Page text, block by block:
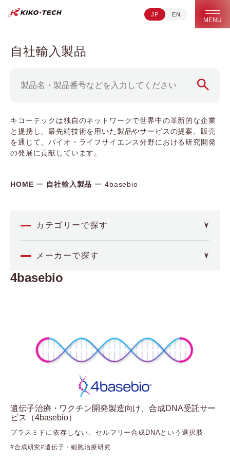
キコーテック株式会社 | ライフサイエンス研究への貢献
JP EN
MENU
自社輸入製品
キコーテックは独自のネットワークで世界中の革新的な企業
と提携し、最先端技術を用いた製品やサービスの提案、販売
を通じて、バイオ・ライフサイエンス分野における研究開発
の発展に貢献しています。
HOME 自社輸入製品 4basebio
4basebio
遺伝子治療・ワクチン開発製造向け、合成DNA受託サー
ビス（4basebio）
プラスミドに依存しない、セルフリー合成DNAという選択肢
合成研究 遺伝子・細胞治療研究
カテゴリーで探す
オミクス
空間解析
バイオプロセス
その他
医療機器
メーカーで探す
4basebio
BCI
（ビー・シー・アイ）
Biocrates
（バイオイニシア）
BioNex
（バイオネクス）
（バイオセンシングインストルメント）
CDR